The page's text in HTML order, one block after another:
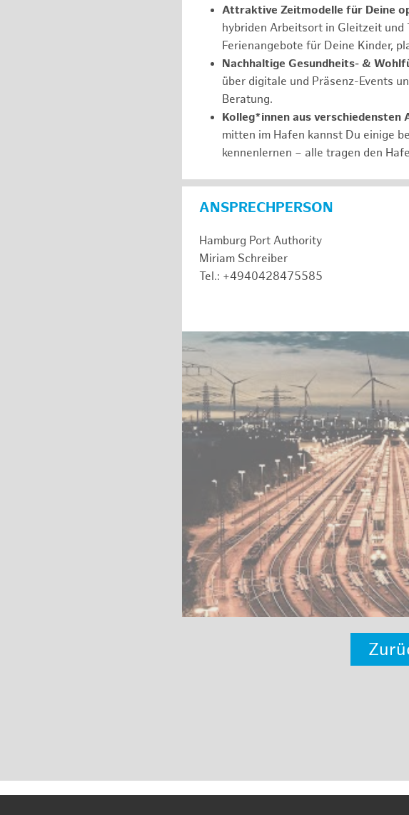
Attraktive Zeitmodelle für Deine
hybriden Arbeitsort in Gleitzeit und
Ferienangebote für Deine Kinder,
Nachhaltige Gesundheits- &
über digitale und Präsenz-Events
Beratung.
Kolleg*innen aus verschiedensten
mitten im Hafen kannst Du einige
kennenlernen – alle tragen den
ANSPRECHPERSON
Hamburg Port Authority
Miriam Schreiber
Tel.: +4940428475585